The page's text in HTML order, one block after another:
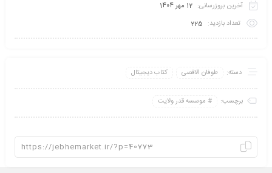
آخرین بروزرسانی: 12 مهر 1404
تعداد بازدید: 225
دسته: طوفان الاقصی کتاب دیجیتال
برچسب: موسسه قدر ولایت